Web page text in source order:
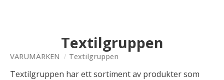
Textilgruppen
VARUMÄRKEN Textilgruppen
Textilgruppen har ett sortiment av produkter som